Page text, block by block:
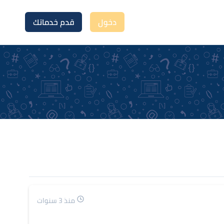
دخول قدم خدماتك
منذ 3 سنوات